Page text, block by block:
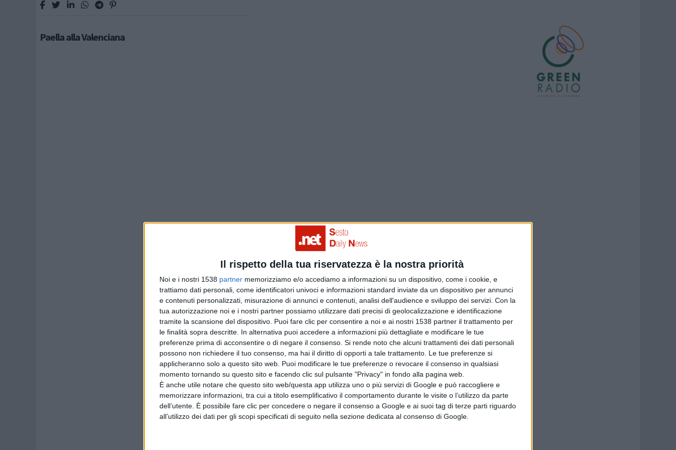
Il rispetto della tua riservatezza è la nostra priorità
Noi e i nostri 1538 partner memorizziamo e/o accediamo a informazioni su un dispositivo, come i cookie, e
trattiamo dati personali, come identificatori univoci e informazioni standard inviate da un dispositivo per annunci
e contenuti personalizzati, misurazione di annunci e contenuti, analisi dell'audience e sviluppo dei servizi. Con la
tua autorizzazione noi e i nostri partner possiamo utilizzare dati precisi di geolocalizzazione e identificazione
tramite la scansione del dispositivo. Puoi fare clic per consentire a noi e ai nostri 1538 partner il trattamento per
le finalità sopra descritte. In alternativa puoi accedere a informazioni più dettagliate e modificare le tue
preferenze prima di acconsentire o di negare il consenso. Si rende noto che alcuni trattamenti dei dati personali
possono non richiedere il tuo consenso, ma hai il diritto di opporti a tale trattamento. Le tue preferenze si
applicheranno solo a questo sito web. Puoi modificare le tue preferenze o revocare il consenso in qualsiasi
momento tornando su questo sito e facendo clic sul pulsante "Privacy" in fondo alla pagina web.
È anche utile notare che questo sito web/questa app utilizza uno o più servizi di Google e può raccogliere e
memorizzare informazioni, tra cui a titolo esemplificativo il comportamento durante le visite o l’utilizzo da parte
dell’utente. È possibile fare clic per concedere o negare il consenso a Google e ai suoi tag di terze parti riguardo
all’utilizzo dei dati per gli scopi specificati di seguito nella sezione dedicata al consenso di Google.
Paella alla Valenciana